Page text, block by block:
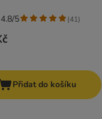
5 (41)
Přidat do košíku